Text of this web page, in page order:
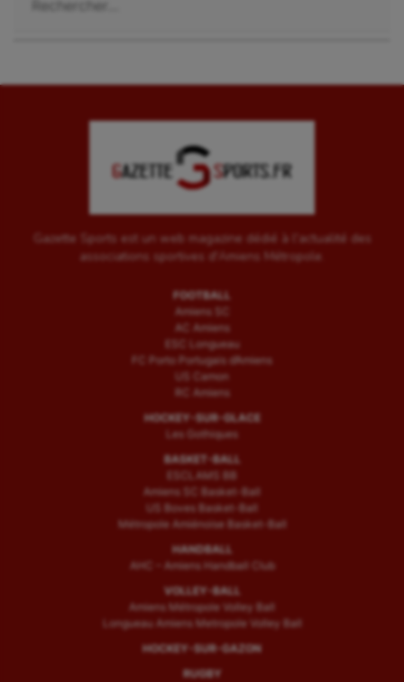
Gazette Sports est un web magazine dédié à l'actualité des
associations sportives d'Amiens Métropole.
FOOTBALL
Amiens SC
AC Amiens
ESC Longueau
FC Porto Portugais d’Amiens
US Camon
RC Amiens
HOCKEY-SUR-GLACE
Les Gothiques
BASKET-BALL
ESCLAMS BB
Amiens SC Basket-Ball
US Boves Basket-Ball
Métropole Amiénoise Basket-Ball
HANDBALL
AHC – Amiens Handball Club
VOLLEY-BALL
Amiens Métropole Volley Ball
Longueau Amiens Metropole Volley Ball
HOCKEY-SUR-GAZON
RUGBY